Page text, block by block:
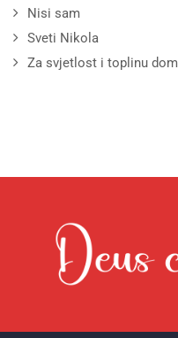
Nisi sam
Sveti Nikola
Za svjetlost i toplinu